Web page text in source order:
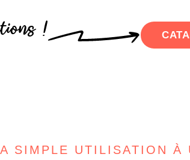
!
SIMPLE UTILISATION À